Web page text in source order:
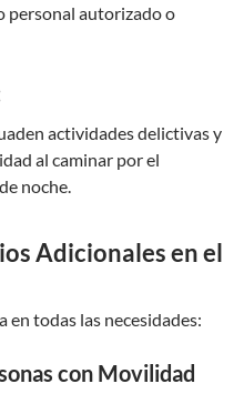
personal autorizado o
actividades delictivas y
al caminar por el
noche.
Adicionales en el
todas las necesidades:
con Movilidad